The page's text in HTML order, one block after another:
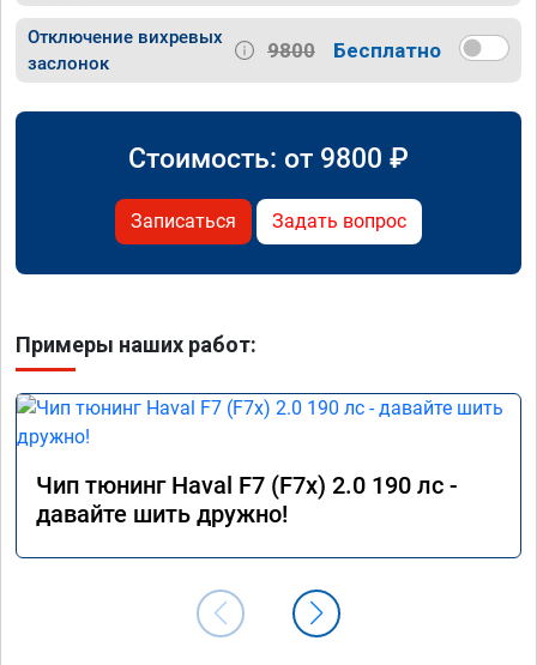
Отключение вихревых
заслонок
9800 Бесплатно
Стоимость: от 9800 ₽
Записаться Задать вопрос
Примеры наших работ:
Чип тюнинг Haval F7 (F7x) 2.0 190 лс -
давайте шить дружно!